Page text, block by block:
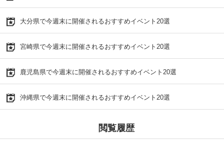
大分県で今週末に開催されるおすすめイベント20選
宮崎県で今週末に開催されるおすすめイベント20選
鹿児島県で今週末に開催されるおすすめイベント20選
沖縄県で今週末に開催されるおすすめイベント20選
閲覧履歴